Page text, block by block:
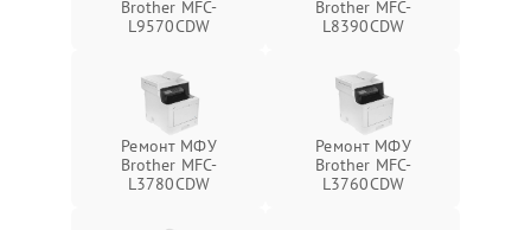
Brother MFC-
L9570CDW
Brother MFC-
L8390CDW
Ремонт МФУ
Brother MFC-
L3780CDW
Ремонт МФУ
Brother MFC-
L3760CDW